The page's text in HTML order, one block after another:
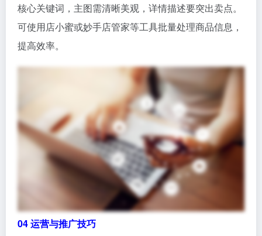
核心关键词，主图需清晰美观，详情描述要突出卖点。
可使用店小蜜或妙手店管家等工具批量处理商品信息，
提高效率。
04 运营与推广技巧